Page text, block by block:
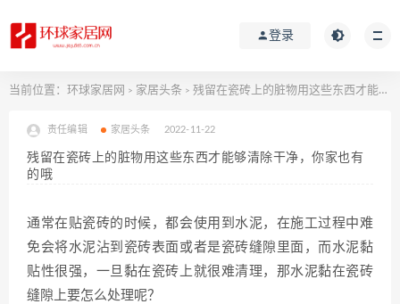
登录
当前位置： 环球家居网 > 家居头条 > 残留在瓷砖上的脏物用这些东西才能够清除干净，你家也有的哦
责任编辑 家居头条 2022-11-22
残留在瓷砖上的脏物用这些东西才能够清除干净，你家也有
的哦
通常在贴瓷砖的时候，都会使用到水泥，在施工过程中难
免会将水泥沾到瓷砖表面或者是瓷砖缝隙里面，而水泥黏
贴性很强，一旦黏在瓷砖上就很难清理，那水泥黏在瓷砖
缝隙上要怎么处理呢？